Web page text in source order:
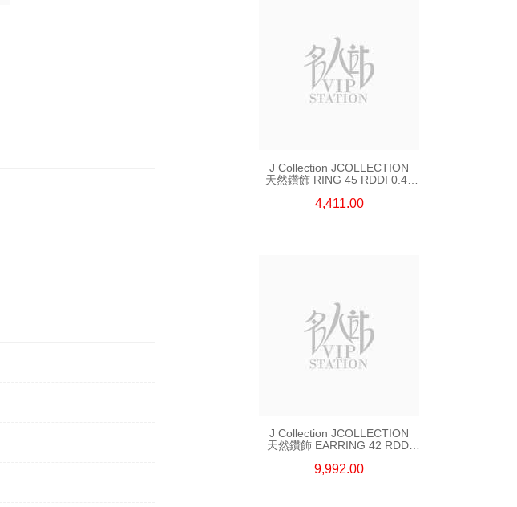
J Collection JCOLLECTION
天然鑽飾 RING 45 RDDI 0.48
4,411.00
J Collection JCOLLECTION
天然鑽飾 EARRING 42 RDDI
9,992.00